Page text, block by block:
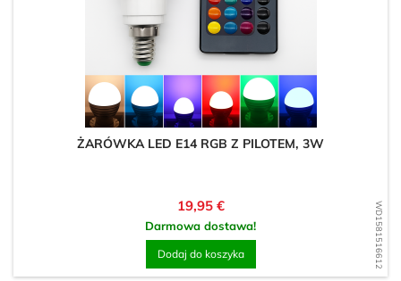
WD1581516612
ŻARÓWKA LED E14 RGB Z PILOTEM, 3W
Cena
19,95 €
Darmowa dostawa!
Dodaj do koszyka